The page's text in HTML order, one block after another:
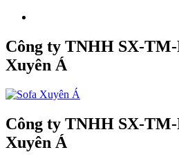
Công ty TNHH SX-
Xuyên Á
Công ty TNHH SX-
Xuyên Á